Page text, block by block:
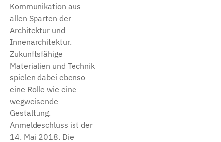
Kommunikation aus
allen Sparten der
Architektur und
Innenarchitektur.
Zukunftsfähige
Materialien und Technik
spielen dabei ebenso
eine Rolle wie eine
wegweisende
Gestaltung.
Anmeldeschluss ist der
14. Mai 2018. Die